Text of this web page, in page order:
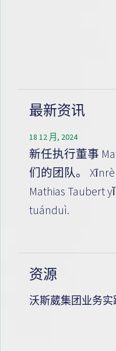
最新资讯
18 12 月, 2024
新任执行董事
们的团队。
Mathias Taubert
tuánduì.
资源
沃斯葳集团业务